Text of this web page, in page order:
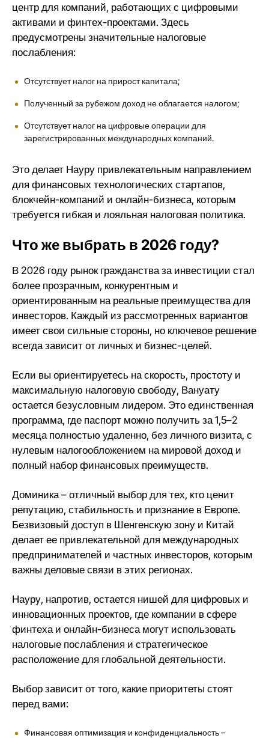
центр для компаний, работающих с цифровыми
активами и финтех-проектами. Здесь
предусмотрены значительные налоговые
послабления:
Отсутствует налог на прирост капитала;
Полученный за рубежом доход не облагается налогом;
Отсутствует налог на цифровые операции для
зарегистрированных международных компаний.
Это делает Науру привлекательным направлением
для финансовых технологических стартапов,
блокчейн-компаний и онлайн-бизнеса, которым
требуется гибкая и лояльная налоговая политика.
Что же выбрать в 2026 году?
В 2026 году рынок гражданства за инвестиции стал
более прозрачным, конкурентным и
ориентированным на реальные преимущества для
инвесторов. Каждый из рассмотренных вариантов
имеет свои сильные стороны, но ключевое решение
всегда зависит от личных и бизнес-целей.
Если вы ориентируетесь на скорость, простоту и
максимальную налоговую свободу, Вануату
остается безусловным лидером. Это единственная
программа, где паспорт можно получить за 1,5–2
месяца полностью удаленно, без личного визита, с
нулевым налогообложением на мировой доход и
полный набор финансовых преимуществ.
Доминика – отличный выбор для тех, кто ценит
репутацию, стабильность и признание в Европе.
Безвизовый доступ в Шенгенскую зону и Китай
делает ее привлекательной для международных
предпринимателей и частных инвесторов, которым
важны деловые связи в этих регионах.
Науру, напротив, остается нишей для цифровых и
инновационных проектов, где компании в сфере
финтеха и онлайн-бизнеса могут использовать
налоговые послабления и стратегическое
расположение для глобальной деятельности.
Выбор зависит от того, какие приоритеты стоят
перед вами:
Финансовая оптимизация и конфиденциальность –